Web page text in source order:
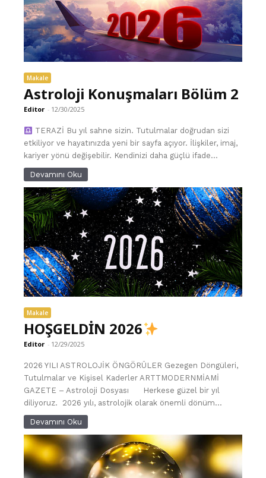
Makale
Astroloji Konuşmaları Bölüm 2
Editor - 12/30/2025
TERAZİ Bu yıl sahne sizin. Tutulmalar doğrudan sizi
etkiliyor ve hayatınızda yeni bir sayfa açıyor. İlişkiler, imaj,
kariyer yönü değişebilir. Kendinizi daha güçlü ifade...
Devamını Oku
Makale
HOŞGELDİN 2026
Editor - 12/29/2025
2026 YILI ASTROLOJİK ÖNGÖRÜLER Gezegen Döngüleri,
Tutulmalar ve Kişisel Kaderler ARTTMODERNMİAMİ
GAZETE – Astroloji Dosyası Herkese güzel bir yıl
diliyoruz. 2026 yılı, astrolojik olarak önemli dönüm...
Devamını Oku